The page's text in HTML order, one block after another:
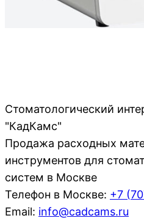
Стоматологический
"КадКамс"
Продажа расходных
инструментов для
систем в Москве
Телефон в Москве: +7
Email: info@cadcams.ru